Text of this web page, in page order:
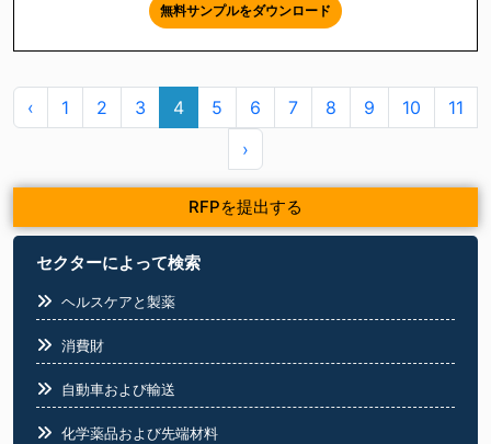
無料サンプルをダウンロード
‹ 1 2 3 4 5 6 7 8 9 10
11
›
RFPを提出する
セクターによって検索
ヘルスケアと製薬
消費財
自動車および輸送
化学薬品および先端材料